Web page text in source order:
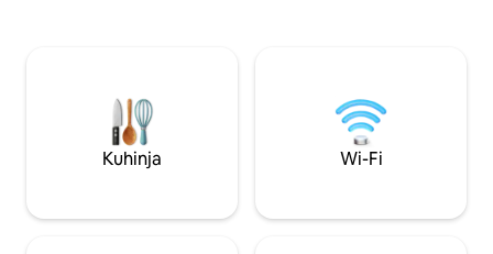
Kuhinja Wi-Fi